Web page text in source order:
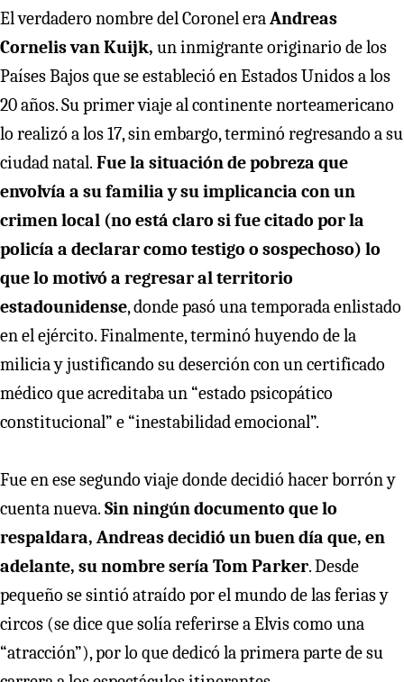
El verdadero nombre del Coronel eraAndreas
Cornelis van Kuijk, un inmigrante originario de los
Países Bajos que se estableció en Estados Unidos a los
20 años. Su primer viaje al continente norteamericano
lo realizó a los 17, sin embargo, terminó regresando a su
ciudad natal. Fue la situación de pobreza que
envolvía a su familia y su implicancia con un
crimen local (no está claro si fue citado por la
policía a declarar como testigo o sospechoso) lo
que lo motivó a regresar al territorio
estadounidense, donde pasó una temporada enlistado
en el ejército. Finalmente, terminó huyendo de la
milicia y justificando su deserción con un certificado
médico que acreditaba un “estado psicopático
constitucional” e “inestabilidad emocional”.
Fue en ese segundo viaje donde decidió hacer borrón y
cuenta nueva. Sin ningún documento que lo
respaldara, Andreas decidió un buen día que, en
adelante, su nombre sería Tom Parker. Desde
pequeño se sintió atraído por el mundo de las ferias y
circos (se dice que solía referirse a Elvis como una
“atracción”), por lo que dedicó la primera parte de su